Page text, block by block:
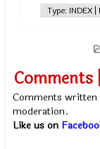
Type: INDEX
Comments |
Comments written
moderation.
Like us on